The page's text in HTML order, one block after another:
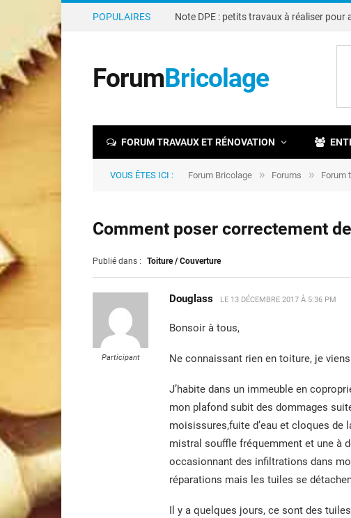
POPULAIRES
ForumBricolage
FORUM TRAVAUX ET RÉNOVATION
VOUS ÊTES ICI : Forum Bricolage » Forums » Forum
Comment poser correctement
Publié dans : Toiture / Couverture
Participant
Douglass LE 13 DÉCEMBRE 2017 À 5:36 PM
Bonsoir à tous,
Ne connaissant rien en toiture, je
J’habite dans un immeuble en
mon plafond subit des dommages
moisissures,fuite d’eau et cloques de
mistral souffle fréquemment et une à
occasionnant des infiltrations dans
réparations mais les tuiles se
Il y a quelques jours, ce sont des